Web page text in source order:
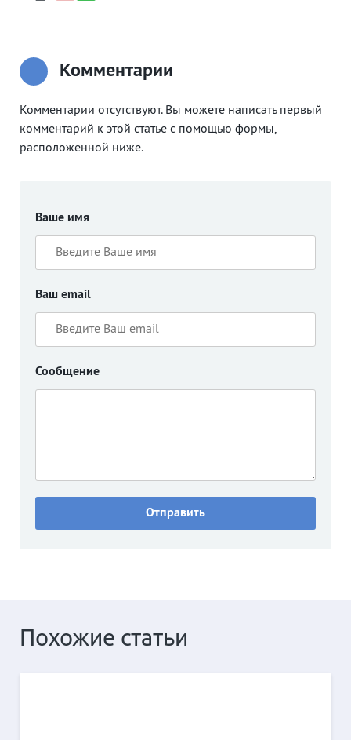
Комментарии
Комментарии отсутствуют. Вы можете написать первый
комментарий к этой статье с помощью формы,
расположенной ниже.
Ваше имя
Ваш email
Сообщение
Похожие статьи